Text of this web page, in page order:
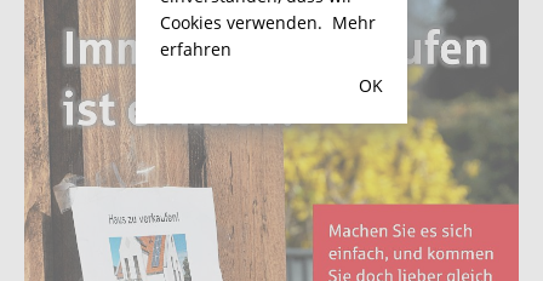
Cookies verwenden. Mehr
erfahren
OK